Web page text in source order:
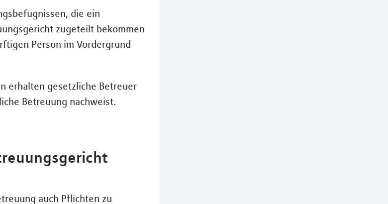
die ein
zugeteilt bekommen
Person im Vordergrund
erhalten gesetzliche Betreuer
Betreuung nachweist.
auch Pflichten zu